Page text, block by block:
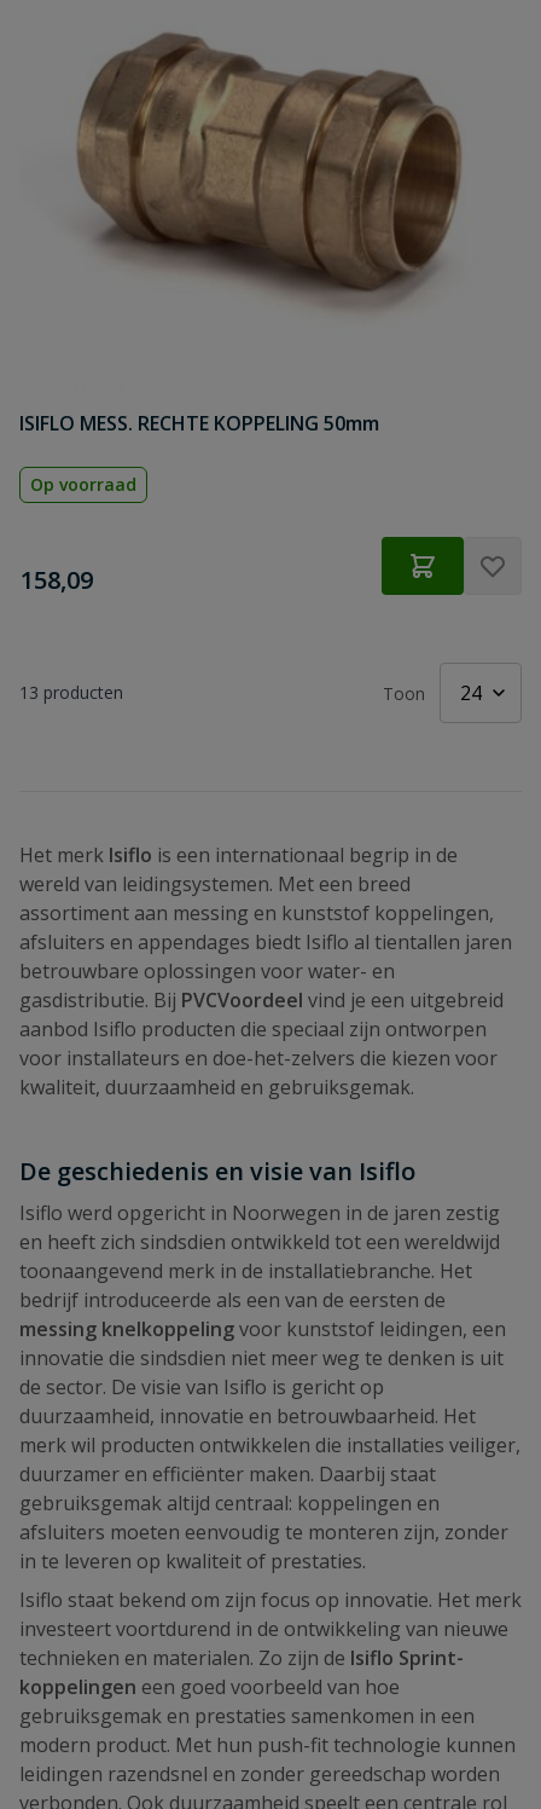
ISIFLO MESS. RECHTE KOPPELING 50mm
Op voorraad
€
158,09
13 producten Toon
Het merk Isiflo is een internationaal begrip in de
wereld van leidingsystemen. Met een breed
assortiment aan messing en kunststof koppelingen,
afsluiters en appendages biedt Isiflo al tientallen jaren
betrouwbare oplossingen voor water- en
gasdistributie. Bij PVCVoordeel vind je een uitgebreid
aanbod Isiflo producten die speciaal zijn ontworpen
voor installateurs en doe-het-zelvers die kiezen voor
kwaliteit, duurzaamheid en gebruiksgemak.
De geschiedenis en visie van Isiflo
Isiflo werd opgericht in Noorwegen in de jaren zestig
en heeft zich sindsdien ontwikkeld tot een wereldwijd
toonaangevend merk in de installatiebranche. Het
bedrijf introduceerde als een van de eersten de
messing knelkoppelingvoor kunststof leidingen, een
innovatie die sindsdien niet meer weg te denken is uit
de sector. De visie van Isiflo is gericht op
duurzaamheid, innovatie en betrouwbaarheid. Het
merk wil producten ontwikkelen die installaties veiliger,
duurzamer en efficiënter maken. Daarbij staat
gebruiksgemak altijd centraal: koppelingen en
afsluiters moeten eenvoudig te monteren zijn, zonder
in te leveren op kwaliteit of prestaties.
Isiflo staat bekend om zijn focus op innovatie. Het merk
investeert voortdurend in de ontwikkeling van nieuwe
technieken en materialen. Zo zijn de Isiflo Sprint-
koppelingen een goed voorbeeld van hoe
gebruiksgemak en prestaties samenkomen in een
modern product. Met hun push-fit technologie kunnen
leidingen razendsnel en zonder gereedschap worden
verbonden. Ook duurzaamheid speelt een centrale rol